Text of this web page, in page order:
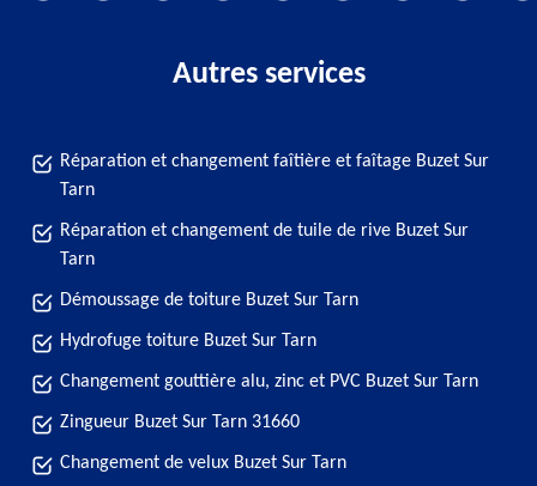
Autres services
Réparation et changement faîtière et faîtage Buzet Sur
Tarn
Réparation et changement de tuile de rive Buzet Sur
Tarn
Démoussage de toiture Buzet Sur Tarn
Hydrofuge toiture Buzet Sur Tarn
Changement gouttière alu, zinc et PVC Buzet Sur Tarn
Zingueur Buzet Sur Tarn 31660
Changement de velux Buzet Sur Tarn